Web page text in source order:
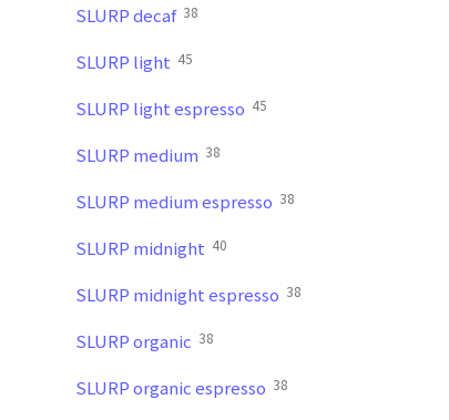
SLURP decaf 38
SLURP light 45
SLURP light espresso 45
SLURP medium 38
SLURP medium espresso 38
SLURP midnight 40
SLURP midnight espresso 38
SLURP organic 38
SLURP organic espresso 38